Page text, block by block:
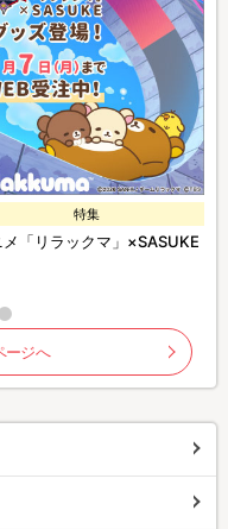
特集
メ「リラックマ」×SASUKE
ージへ